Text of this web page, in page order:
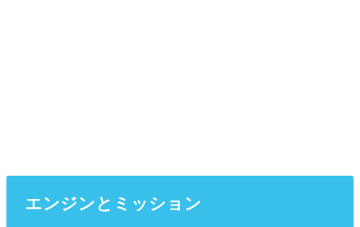
エンジンとミッション